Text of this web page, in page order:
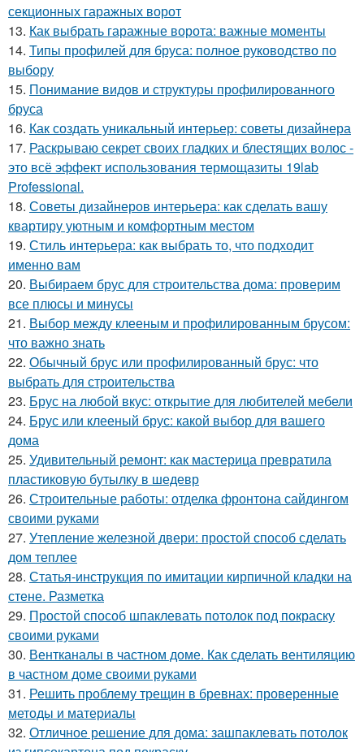
секционных гаражных ворот
13. Как выбрать гаражные ворота: важные моменты
14. Типы профилей для бруса: полное руководство по
выбору
15. Понимание видов и структуры профилированного
бруса
16. Как создать уникальный интерьер: советы дизайнера
17. Раскрываю секрет своих гладких и блестящих волос -
это всё эффект использования термощазиты 19lab
Professional.
18. Советы дизайнеров интерьера: как сделать вашу
квартиру уютным и комфортным местом
19. Стиль интерьера: как выбрать то, что подходит
именно вам
20. Выбираем брус для строительства дома: проверим
все плюсы и минусы
21. Выбор между клееным и профилированным брусом:
что важно знать
22. Обычный брус или профилированный брус: что
выбрать для строительства
23. Брус на любой вкус: открытие для любителей мебели
24. Брус или клееный брус: какой выбор для вашего
дома
25. Удивительный ремонт: как мастерица превратила
пластиковую бутылку в шедевр
26. Строительные работы: отделка фронтона сайдингом
своими руками
27. Утепление железной двери: простой способ сделать
дом теплее
28. Статья-инструкция по имитации кирпичной кладки на
стене. Разметка
29. Простой способ шпаклевать потолок под покраску
своими руками
30. Вентканалы в частном доме. Как сделать вентиляцию
в частном доме своими руками
31. Решить проблему трещин в бревнах: проверенные
методы и материалы
32. Отличное решение для дома: зашпаклевать потолок